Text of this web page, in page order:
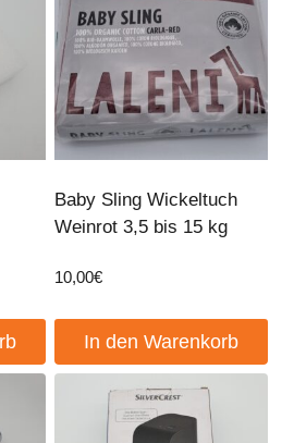
Baby Sling Wickeltuch
Weinrot 3,5 bis 15 kg
10,00€
In den Warenkorb